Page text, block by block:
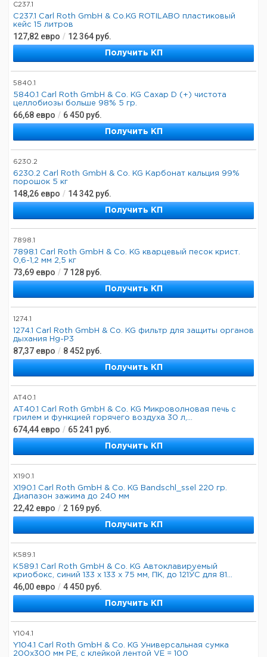
C237.1
C237.1 Carl Roth GmbH & Co.KG ROTILABO пластиковый
кейс 15 литров
127,82 евро / 12 364 руб.
Получить КП
5840.1
5840.1 Carl Roth GmbH & Co. KG Сахар D (+) чистота
целлобиозы больше 98% 5 гр.
66,68 евро / 6 450 руб.
Получить КП
6230.2
6230.2 Carl Roth GmbH & Co. KG Карбонат кальция 99%
порошок 5 кг
148,26 евро / 14 342 руб.
Получить КП
7898.1
7898.1 Carl Roth GmbH & Co. KG кварцевый песок крист.
0,6-1,2 мм 2,5 кг
73,69 евро / 7 128 руб.
Получить КП
1274.1
1274.1 Carl Roth GmbH & Co. KG фильтр для защиты органов
дыхания Hg-P3
87,37 евро / 8 452 руб.
Получить КП
AT40.1
AT40.1 Carl Roth GmbH & Co. KG Микроволновая печь с
грилем и функцией горячего воздуха 30 л,...
674,44 евро / 65 241 руб.
Получить КП
X190.1
X190.1 Carl Roth GmbH & Co. KG Bandschl_ssel 220 гр.
Диапазон зажима до 240 мм
22,42 евро / 2 169 руб.
Получить КП
K589.1
K589.1 Carl Roth GmbH & Co. KG Автоклавируемый
криобокс, синий 133 x 133 x 75 мм, ПК, до 121ЎC для 81...
46,00 евро / 4 450 руб.
Получить КП
Y104.1
Y104.1 Carl Roth GmbH & Co. KG Универсальная сумка
200x300 мм PE, с клейкой лентой VE = 100